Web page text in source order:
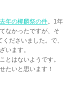
去年の椰麟祭の件。1年
なかったですが、そ
ださいました。で、
います。
とはないようです。
たいと思います！